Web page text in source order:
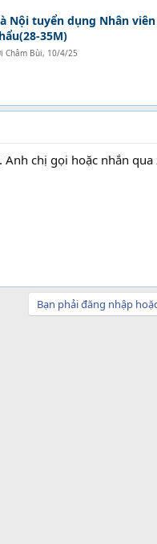
Nội tuyển dụng Nhân
35M)
Châm Bùi, 10/4/25
chị gọi hoặc nhắn qua
Bạn phải đăng nhập